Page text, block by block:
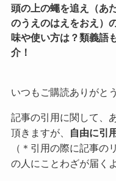
頭の上の蠅を追え（あ
のうえのはえをおえ）
味や使い方は？類義語
介！
いつもご購読ありがと
記事の引用に関して、
頂きますが、
自由に引
（＊引用の際に記事の
の人にことわざが届く